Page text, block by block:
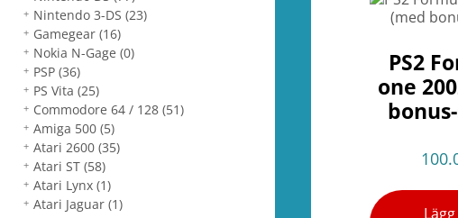
Nintendo 3-DS(23)
Gamegear(16)
Nokia N-Gage(0)
PSP(36)
PS Vita(25)
Commodore 64 / 128(51)
Amiga 500(5)
Atari 2600(35)
Atari ST(58)
Atari Lynx(1)
Atari Jaguar(1)
PS2
one